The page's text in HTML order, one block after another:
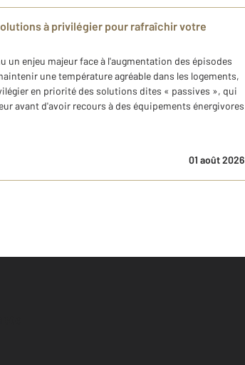
solutions à privilégier pour rafraîchir votre
un enjeu majeur face à l'augmentation des épisodes
une température agréable dans les logements,
en priorité des solutions dites « passives », qui
avant d'avoir recours à des équipements énergivores
01 août 2026